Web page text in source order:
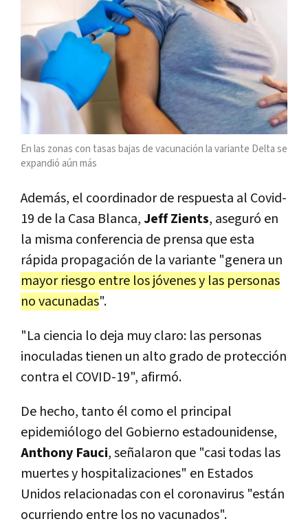
En las zonas con tasas bajas de vacunación la variante Delta se
expandió aún más
Además, el coordinador de respuesta al Covid-
19 de la Casa Blanca,Jeff Zients, aseguró en
la misma conferencia de prensa que esta
rápida propagación de la variante "genera un
mayor riesgo entre los jóvenes y las personas
no vacunadas".
"La ciencia lo deja muy claro: las personas
inoculadas tienen un alto grado de protección
contra el COVID-19", afirmó.
De hecho, tanto él como el principal
epidemiólogo del Gobierno estadounidense,
Anthony Fauci, señalaron que "casi todas las
muertes y hospitalizaciones" en Estados
Unidos relacionadas con el coronavirus "están
ocurriendo entre los no vacunados".